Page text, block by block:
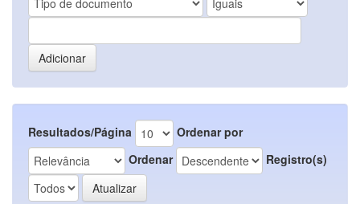
Resultados/Página
Ordenar por
Ordenar
Registro(s)